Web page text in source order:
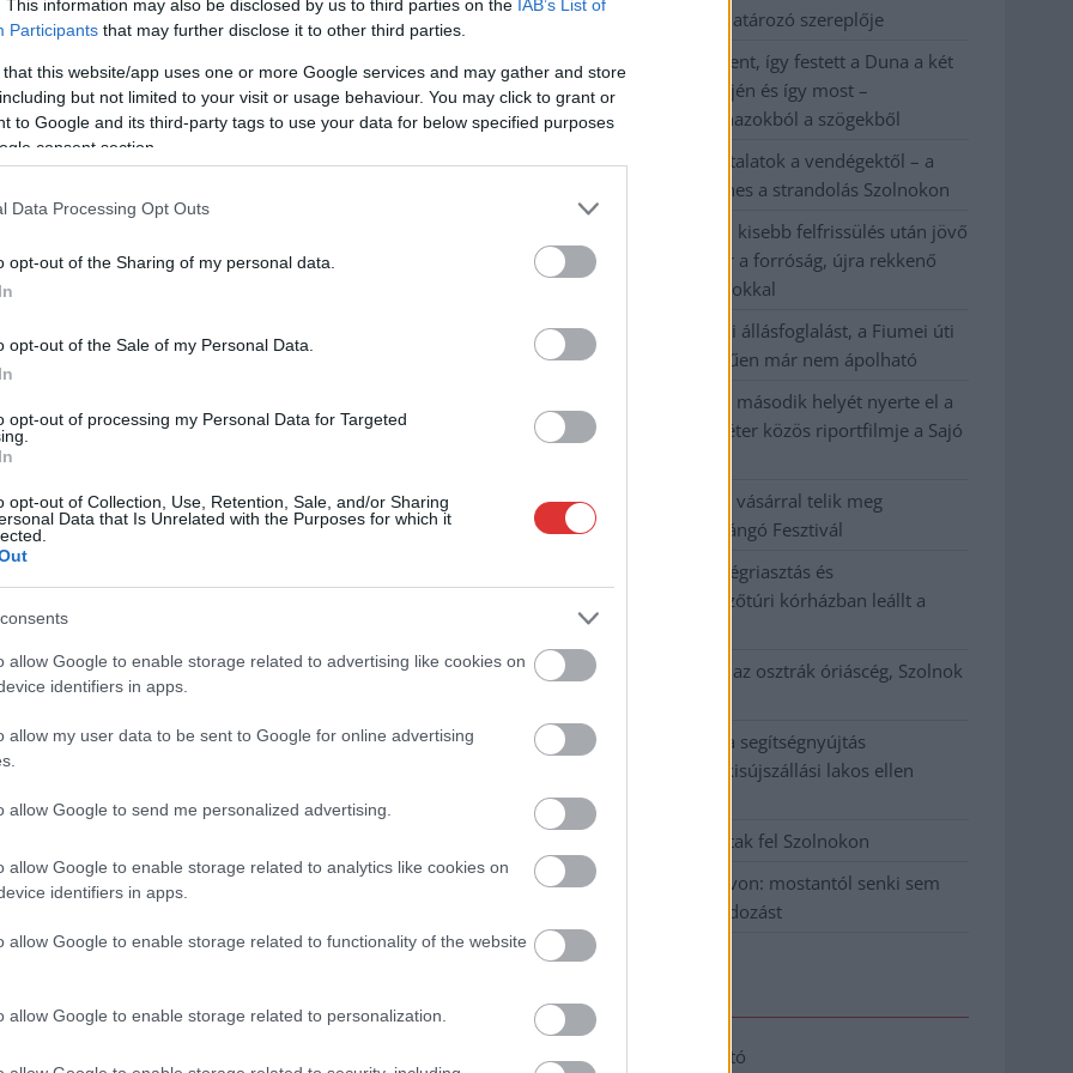
This information may also be disclosed by us to third parties on the IAB’s List of
Participants that may further disclose it to other third parties.
that this website/app uses one or more Google services and may gather and store
but not limited to your visit or usage behaviour. You may click to grant or
to Google and its third-party tags to use your data for below specified purposes
consent section.
Data Processing Opt Outs
opt-out of the Sharing of my personal data.
opt-out of the Sale of my Personal Data.
opt-out of processing my Personal Data for Targeted
opt-out of Collection, Use, Retention, Sale, and/or Sharing
Data that Is Unrelated with the Purposes for which it
allow Google to enable storage related to advertising like cookies on
identifiers in apps.
allow my user data to be sent to Google for online advertising
allow Google to send me personalized advertising.
allow Google to enable storage related to analytics like cookies on
identifiers in apps.
allow Google to enable storage related to functionality of the website
allow Google to enable storage related to personalization.
Helyesebben mondva csak a nagyközönség
elől zárják le, mi nem léphetünk be egy
teljes napig. Lett is belőle jókora vita.
a Tiszaligeti Élményfürdő
szolnoki Tiszaligeti Élményfürdőben az
országos kánikula és a hőségriadó miatt.
Györfi Mihály polgármester
hűsölhetnek a medencékben.
TOVÁBB OLVASOM
,időjárás,nyár ,nyitvatartás,Tiszaligeti Élményfürdő
kerékpárgyártás meghatározó szereplője
Egyszer fent, egyszer lent, így festett a Duna a két
évvel ezelőtti árvíz idején és így most –
fotógyűjtemény ugyanazokból a szögekből
Ilyenek eddig a tapasztalatok a vendégektől – a
hőhullám miatt ingyenes a strandolás Szolnokon
Nem biztató: a hétvégi kisebb felfrissülés után jövő
héten megint visszatér a forróság, újra rekkenő
hőség jön, akár 38 fokokkal
Közzétették a szakértői állásfoglalást, a Fiumei úti
fák többsége szakszerűen már nem ápolható
A MÚOSZ sajtódíjának második helyét nyerte el a
Borsod24 és a Paraméter közös riportfilmje a Sajó
Tánccal, zeneszóval és vásárral telik meg
Jászberény, indul a Csángó Fesztivál
Meghosszabbított hőségriasztás és
vízkorlátozások, a mezőtúri kórházban leállt a
klíma
Átszervezi működését az osztrák óriáscég, Szolnok
Tragédiába torkollott a segítségnyújtás
elmulasztása, három kisújszállási lakos ellen
emeltek vádat
Hatalmas lángok csaptak fel Szolnokon
Vízitraffipax a Tisza-tavon: mostantól senki sem
úszhatja meg a száguldozást
Adatkezelési tájékoztató